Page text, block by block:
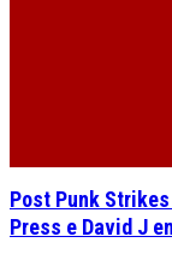
Post Punk
Press e David J